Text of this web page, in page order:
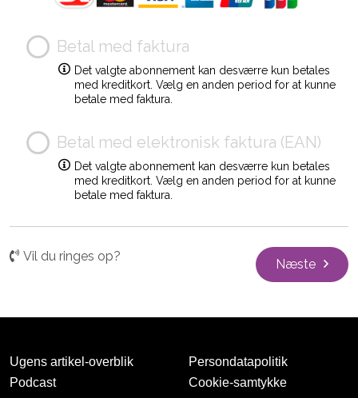
Betal med faktura
Det valgte abonnement kan desværre kun betales
med kreditkort. Vælg en anden period for at kunne
betale med faktura.
Betal med elektronisk faktura (EAN)
Det valgte abonnement kan desværre kun betales
med kreditkort. Vælg en anden period for at kunne
betale med faktura.
Vil du ringes op?
Næste
Ugens artikel-overblik
Podcast
Persondatapolitik
Cookie-samtykke